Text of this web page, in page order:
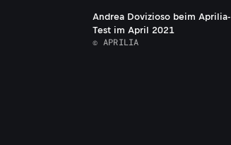
Andrea Dovizioso beim Aprilia-
Test im April 2021
© APRILIA